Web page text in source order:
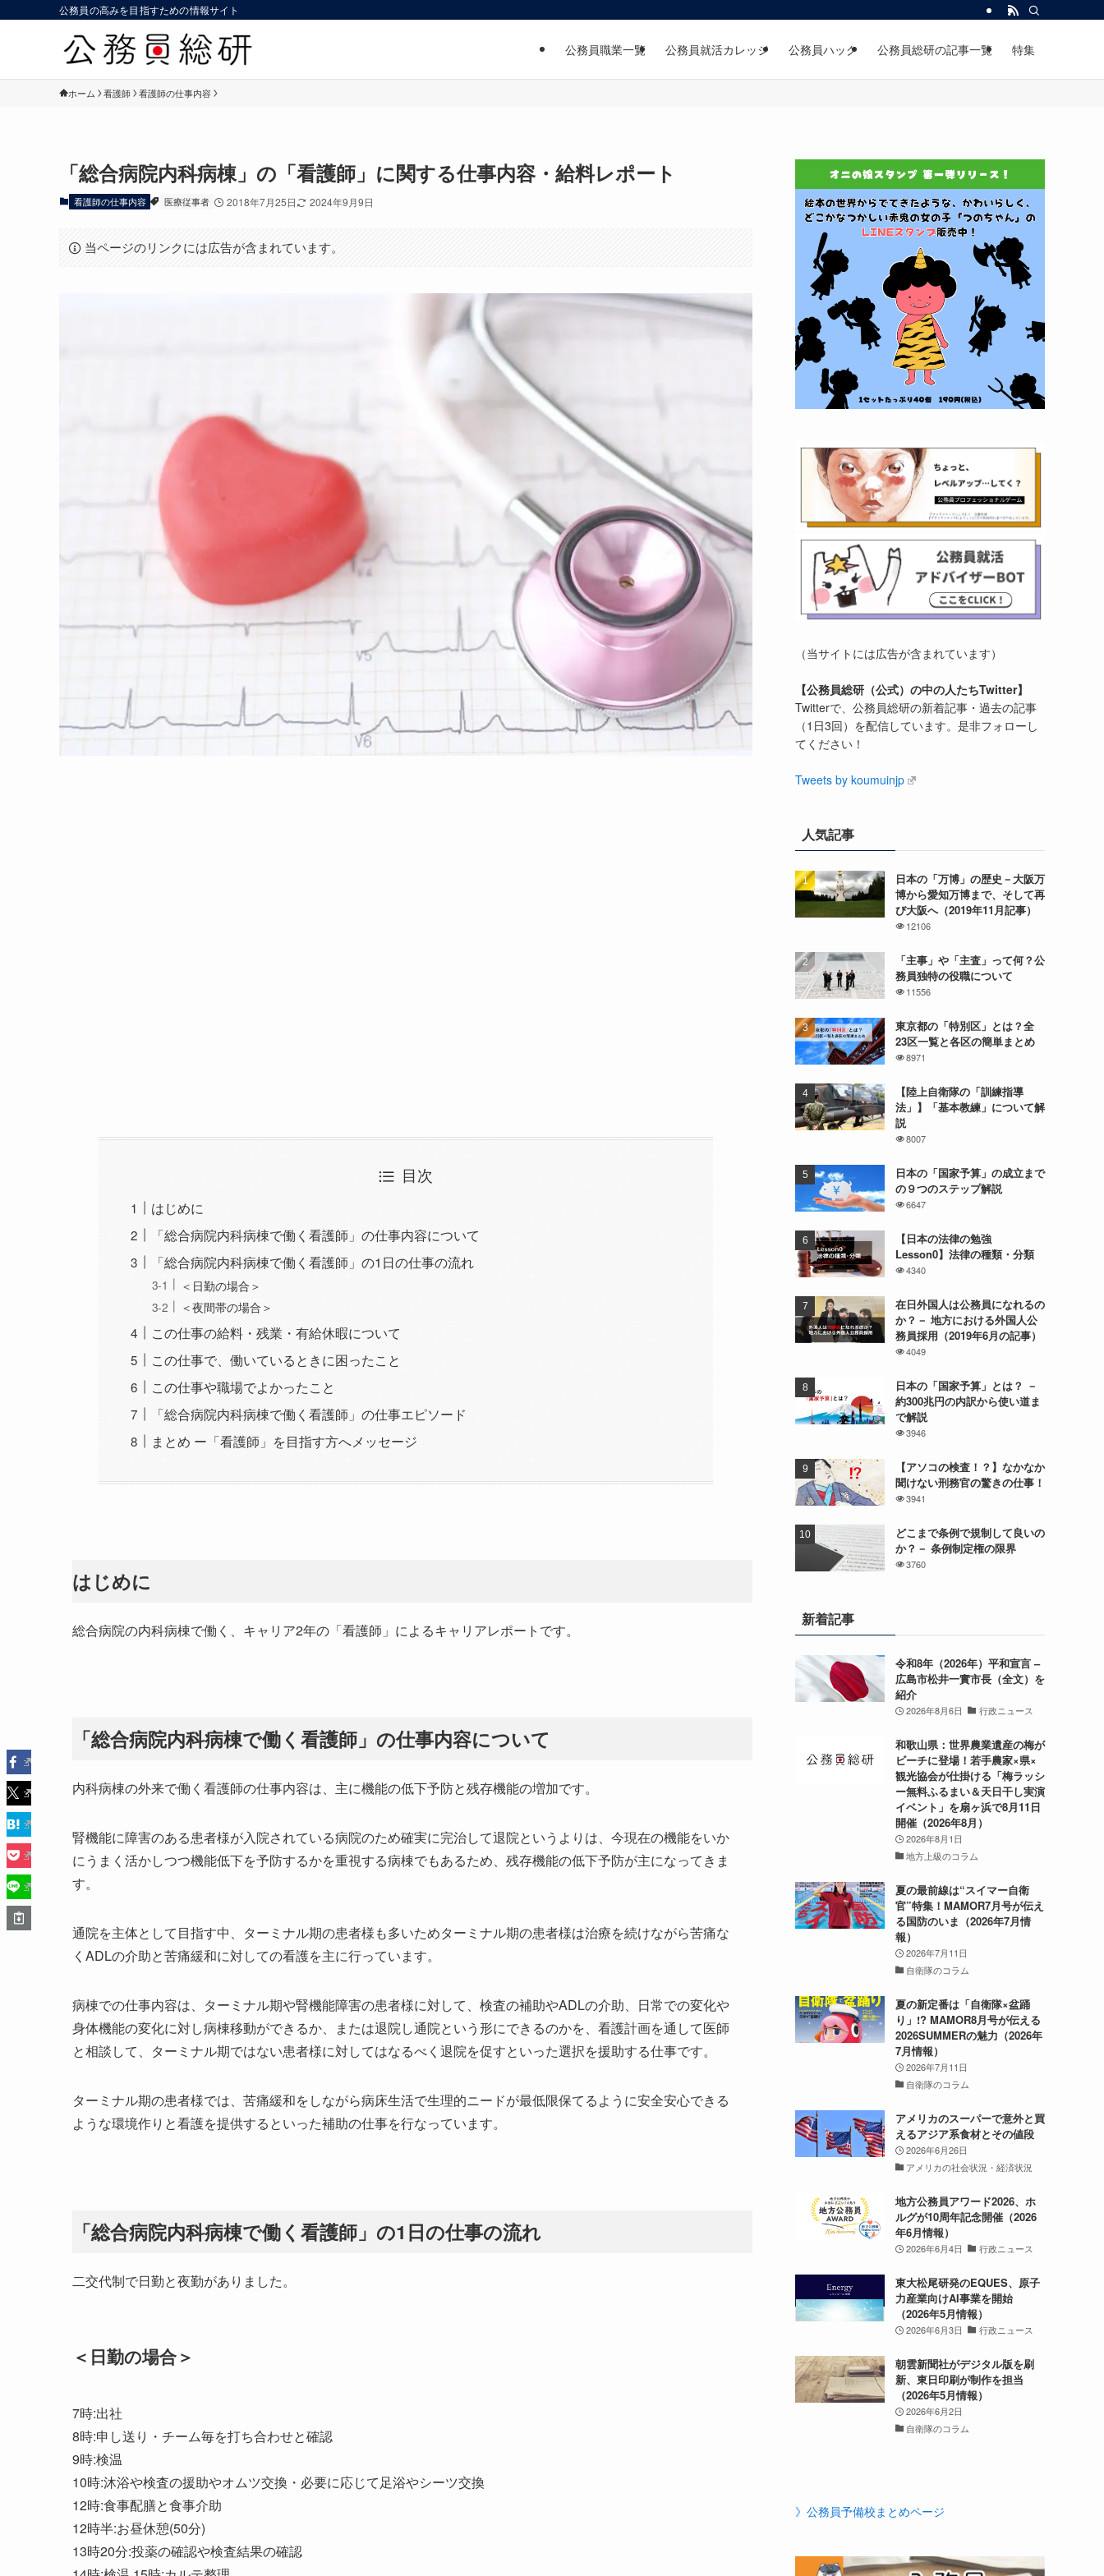
公務員の高みを目指すための情報サイト
公務員職業一覧 公務員就活カレッジ 公務員ハック 公務員総研の記事一覧 特集
ホーム 看護師 看護師の仕事内容
「総合病院内科病棟」の「看護師」に関する仕事内容・給料レポート
看護師の仕事内容 医療従事者 2018年7月25日 2024年9月9日
当ページのリンクには広告が含まれています。
目次
はじめに
「総合病院内科病棟で働く看護師」の仕事内容について
「総合病院内科病棟で働く看護師」の1日の仕事の流れ
＜日勤の場合＞
＜夜間帯の場合＞
この仕事の給料・残業・有給休暇について
この仕事で、働いているときに困ったこと
この仕事や職場でよかったこと
「総合病院内科病棟で働く看護師」の仕事エピソード
まとめ ー「看護師」を目指す方へメッセージ
はじめに
総合病院の内科病棟で働く、キャリア2年の「看護師」によるキャリアレポートです。
「総合病院内科病棟で働く看護師」の仕事内容について
内科病棟の外来で働く看護師の仕事内容は、主に機能の低下予防と残存機能の増加です。
腎機能に障害のある患者様が入院されている病院のため確実に完治して退院というよりは、今現在の機能をいか
にうまく活かしつつ機能低下を予防するかを重視する病棟でもあるため、残存機能の低下予防が主になってきま
す。
通院を主体として目指す中、ターミナル期の患者様も多いためターミナル期の患者様は治療を続けながら苦痛な
くADLの介助と苦痛緩和に対しての看護を主に行っています。
病棟での仕事内容は、ターミナル期や腎機能障害の患者様に対して、検査の補助やADLの介助、日常での変化や
身体機能の変化に対し病棟移動ができるか、または退院し通院という形にできるのかを、看護計画を通して医師
と相談して、ターミナル期ではない患者様に対してはなるべく退院を促すといった選択を援助する仕事です。
ターミナル期の患者様では、苦痛緩和をしながら病床生活で生理的ニードが最低限保てるように安全安心できる
ような環境作りと看護を提供するといった補助の仕事を行なっています。
「総合病院内科病棟で働く看護師」の1日の仕事の流れ
二交代制で日勤と夜勤がありました。
＜日勤の場合＞
7時:出社
8時:申し送り・チーム毎を打ち合わせと確認
9時:検温
10時:沐浴や検査の援助やオムツ交換・必要に応じて足浴やシーツ交換
12時:食事配膳と食事介助
12時半:お昼休憩(50分)
13時20分:投薬の確認や検査結果の確認
（当サイトには広告が含まれています）
【公務員総研（公式）の中の人たちTwitter】
Twitterで、公務員総研の新着記事・過去の記事
（1日3回）を配信しています。是非フォローし
てください！
Tweets by koumuinjp
人気記事
日本の「万博」の歴史－大阪万
博から愛知万博まで、そして再
び大阪へ（2019年11月記事）
12106
「主事」や「主査」って何？公
務員独特の役職について
11556
東京都の「特別区」とは？全
23区一覧と各区の簡単まとめ
8971
【陸上自衛隊の「訓練指導
法」】「基本教練」について解
説
8007
日本の「国家予算」の成立まで
の９つのステップ解説
6647
【日本の法律の勉強
Lesson0】法律の種類・分類
4340
在日外国人は公務員になれるの
か？－ 地方における外国人公
務員採用（2019年6月の記事）
4049
日本の「国家予算」とは？ －
約300兆円の内訳から使い道ま
で解説
3946
【アソコの検査！？】なかなか
聞けない刑務官の驚きの仕事！
3941
どこまで条例で規制して良いの
か？－ 条例制定権の限界
3760
新着記事
令和8年（2026年）平和宣言 –
広島市松井一實市長（全文）を
紹介
2026年8月6日 行政ニュース
和歌山県：世界農業遺産の梅が
ビーチに登場！若手農家×県×
観光協会が仕掛ける「梅ラッシ
ー無料ふるまい＆天日干し実演
イベント」を扇ヶ浜で8月11日
開催（2026年8月）
2026年8月1日
地方上級のコラム
夏の最前線は“スイマー自衛
官”特集！MAMOR7月号が伝え
る国防のいま（2026年7月情
報）
2026年7月11日
自衛隊のコラム
夏の新定番は「自衛隊×盆踊
り」!? MAMOR8月号が伝える
2026SUMMERの魅力（2026年
7月情報）
2026年7月11日
自衛隊のコラム
アメリカのスーパーで意外と買
えるアジア系食材とその値段
2026年6月26日
アメリカの社会状況・経済状況
地方公務員アワード2026、ホ
ルグが10周年記念開催（2026
年6月情報）
2026年6月4日 行政ニュース
東大松尾研発のEQUES、原子
力産業向けAI事業を開始
（2026年5月情報）
2026年6月3日 行政ニュース
朝雲新聞社がデジタル版を刷
新、東日印刷が制作を担当
（2026年5月情報）
2026年6月2日
自衛隊のコラム
》公務員予備校まとめページ